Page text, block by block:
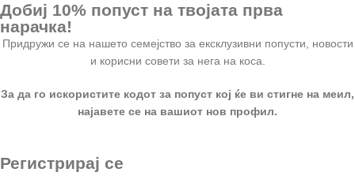
Добиј 10% попуст на твојата прва
нарачка!
Придружи се на нашето семејство за ексклузивни попусти, новости
и корисни совети за нега на коса.
За да го искористите кодот за попуст кој ќе ви стигне на меил,
најавете се на вашиот нов профил.
Регистрирај се